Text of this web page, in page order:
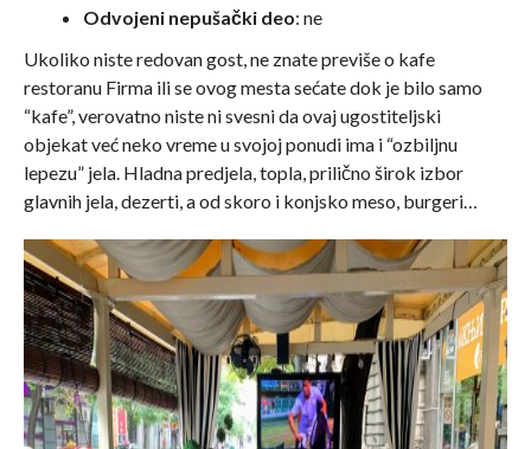
Odvojeni nepušački deo: ne
Ukoliko niste redovan gost, ne znate previše o kafe
restoranu Firma ili se ovog mesta sećate dok je bilo samo
“kafe”, verovatno niste ni svesni da ovaj ugostiteljski
objekat već neko vreme u svojoj ponudi ima i “ozbiljnu
lepezu” jela. Hladna predjela, topla, prilično širok izbor
glavnih jela, dezerti, a od skoro i konjsko meso, burgeri…